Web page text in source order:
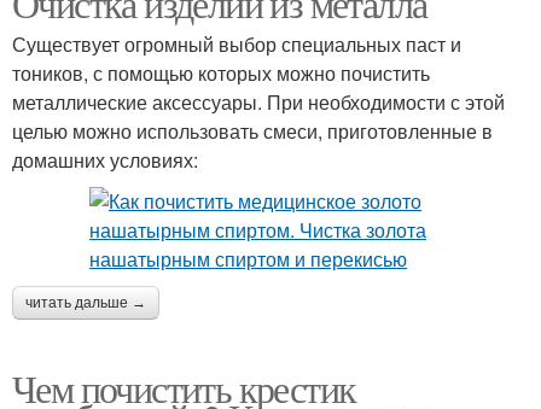
Существует огромный выбор специальных паст и
тоников, с помощью которых можно почистить
металлические аксессуары. При необходимости с этой
целью можно использовать смеси, приготовленные в
домашних условиях:
читать дальше →
Чем почистить крестик